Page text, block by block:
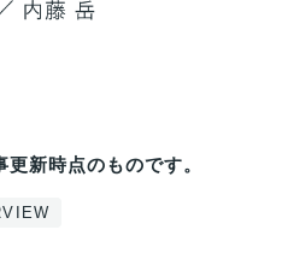
新時点のものです。